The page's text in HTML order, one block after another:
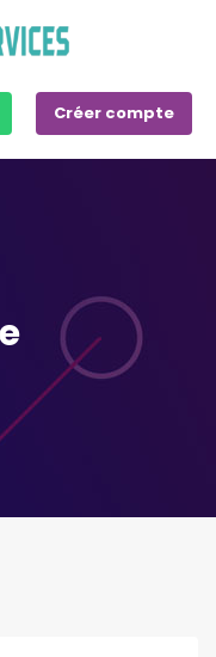
Créer compte